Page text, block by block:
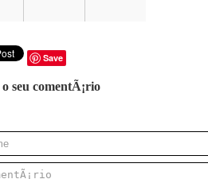
Save
seu comentÃ¡rio